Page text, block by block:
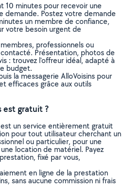
10 minutes pour recevoir une
demande. Postez votre demande
un membre de confiance,
votre besoin urgent de
professionnels ou
Présentation, photos de
: trouvez l'offreur idéal, adapté à
budget.
la messagerie AlloVoisins pour
efficaces grâce aux outils
est gratuit ?
un service entièrement gratuit
pour tout utilisateur cherchant un
ou particulier, pour une
location de matériel. Payez
fixé par vous,
en ligne de la prestation
sans aucune commission ni frais